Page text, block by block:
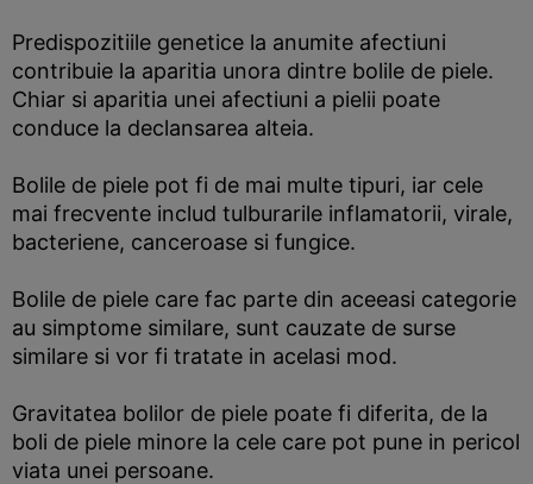
Predispozitiile genetice la anumite afectiuni
contribuie la aparitia unora dintre bolile de piele.
Chiar si aparitia unei afectiuni a pielii poate
conduce la declansarea alteia.
Bolile de piele pot fi de mai multe tipuri, iar cele
mai frecvente includ tulburarile inflamatorii, virale,
bacteriene, canceroase si fungice.
Bolile de piele care fac parte din aceeasi categorie
au simptome similare, sunt cauzate de surse
similare si vor fi tratate in acelasi mod.
Gravitatea bolilor de piele poate fi diferita, de la
boli de piele minore la cele care pot pune in pericol
viata unei persoane.